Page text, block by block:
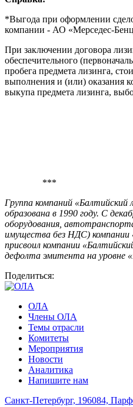
*Выгода при оформлении
компании - АО «Мерседес-
При заключении договора
обеспечительного
пробега предмета лизинга,
выполнения и (или) оказания
выкупа предмета лизинга,
***
Группа компаний «Балтийский
образована в 1990 году. С
оборудования,
имущества без НДС) компании
присвоил компании
дефолта эмитента на уровне
Поделиться:
ОЛА
Члены ОЛА
Темы отрасли
Комитеты
Мероприятия
Новости
Аналитика
Напишите нам
Санкт-Петербург, 196084,